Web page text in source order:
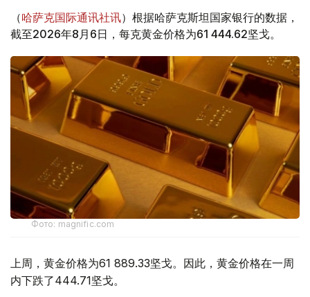
（哈萨克国际通讯社讯）根据哈萨克斯坦国家银行的数据，
截至2026年8月6日，每克黄金价格为61 444.62坚戈。
Фото: magnific.com
上周，黄金价格为61 889.33坚戈。因此，黄金价格在一周
内下跌了444.71坚戈。